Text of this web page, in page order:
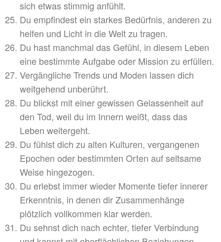
sich etwas stimmig anfühlt.
Du empfindest ein starkes Bedürfnis, anderen zu
helfen und Licht in die Welt zu tragen.
Du hast manchmal das Gefühl, in diesem Leben
eine bestimmte Aufgabe oder Mission zu erfüllen.
Vergängliche Trends und Moden lassen dich
weitgehend unberührt.
Du blickst mit einer gewissen Gelassenheit auf
den Tod, weil du im Innern weißt, dass das
Leben weitergeht.
Du fühlst dich zu alten Kulturen, vergangenen
Epochen oder bestimmten Orten auf seltsame
Weise hingezogen.
Du erlebst immer wieder Momente tiefer innerer
Erkenntnis, in denen dir Zusammenhänge
plötzlich vollkommen klar werden.
Du sehnst dich nach echter, tiefer Verbindung